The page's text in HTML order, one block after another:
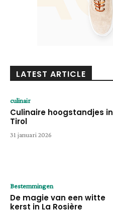
LATEST ARTICLE
culinair
Culinaire hoogstandjes in
Tirol
31 januari 2026
Bestemmingen
De magie van een witte
kerst in La Rosière